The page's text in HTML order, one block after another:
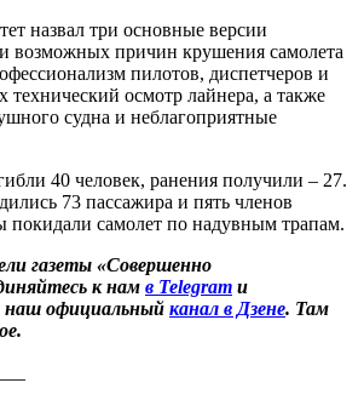
назвал три основные версии
возможных причин крушения самолета
пилотов, диспетчеров и
осмотр лайнера, а также
судна и неблагоприятные
40 человек, ранения получили – 27.
73 пассажира и пять членов
покидали самолет по надувным трапам.
газеты «Совершенно
к нам в Telegram и
наш официальный канал в Дзене. Там